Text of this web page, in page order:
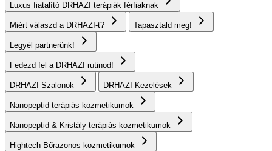
Luxus fiatalító DRHAZI terápiák férfiaknak
Miért válaszd a DRHAZI-t? Tapasztald meg!
Legyél partnerünk!
Fedezd fel a DRHAZI rutinod!
DRHAZI Szalonok DRHAZI Kezelések
Nanopeptid terápiás kozmetikumok
Nanopeptid & Kristály terápiás kozmetikumok
Hightech Bőrazonos kozmetikumok